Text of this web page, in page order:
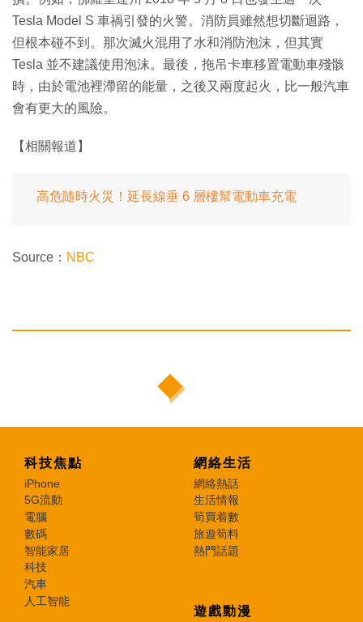
Tesla Model S 車禍引發的火警。消防員雖然想切斷迴路，
但根本碰不到。那次滅火混用了水和消防泡沫，但其實
Tesla 並不建議使用泡沫。最後，拖吊卡車移置電動車殘骸
時，由於電池裡滯留的能量，之後又兩度起火，比一般汽車
會有更大的風險。
【相關報道】
高危隨時火災！延長線垂 6 層樓幫電動車充電
Source： NBC
科技焦點
iPhone
5G流動
電腦
數碼
智能家居
科技
汽車
人工智能
網絡生活
網絡熱話
生活情報
筍買着數
旅遊筍料
熱門話題
遊戲動漫